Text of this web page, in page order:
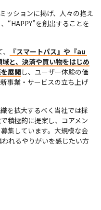
ッションに掲げ、人々の抱え
“HAPPY”を創出することを
『スマートパス』や『au
と、決済や買い物をはじめ
展開 し、ユーザー体験の価
事業・サービスの立ち上げ
を拡大するべく当社では採
積極的に提案し、コアメン
集しています。大規模な会
れるやりがいを感じたい方